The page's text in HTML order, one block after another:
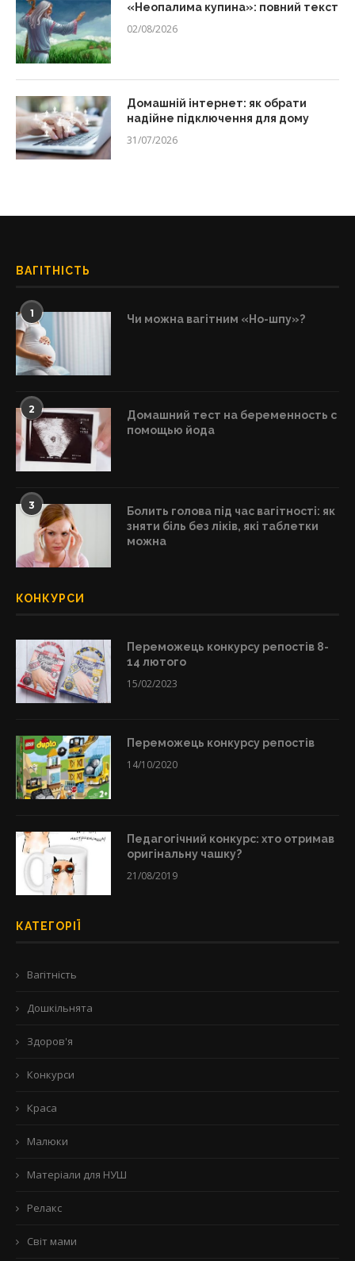
«Неопалима купина»: повний текст
02/08/2026
Домашній інтернет: як обрати
надійне підключення для дому
31/07/2026
ВАГІТНІСТЬ
1 Чи можна вагітним «Но-шпу»?
2
Домашний тест на беременность с
помощью йода
3
Болить голова під час вагітності: як
зняти біль без ліків, які таблетки
можна
КОНКУРСИ
Переможець конкурсу репостів 8-
14 лютого
15/02/2023
Переможець конкурсу репостів
14/10/2020
Педагогічний конкурс: хто отримав
оригінальну чашку?
21/08/2019
КАТЕГОРІЇ
Вагітність
Дошкільнята
Здоров'я
Конкурси
Краса
Малюки
Матеріали для НУШ
Релакс
Світ мами